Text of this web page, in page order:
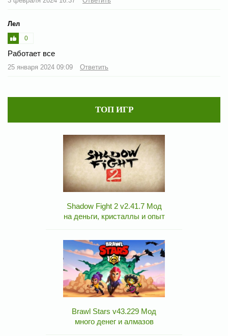
Лел
0
Работает все
25 января 2024 09:09 Ответить
ТОП ИГР
Shadow Fight 2 v2.41.7 Мод
на деньги, кристаллы и опыт
Brawl Stars v43.229 Мод
много денег и алмазов